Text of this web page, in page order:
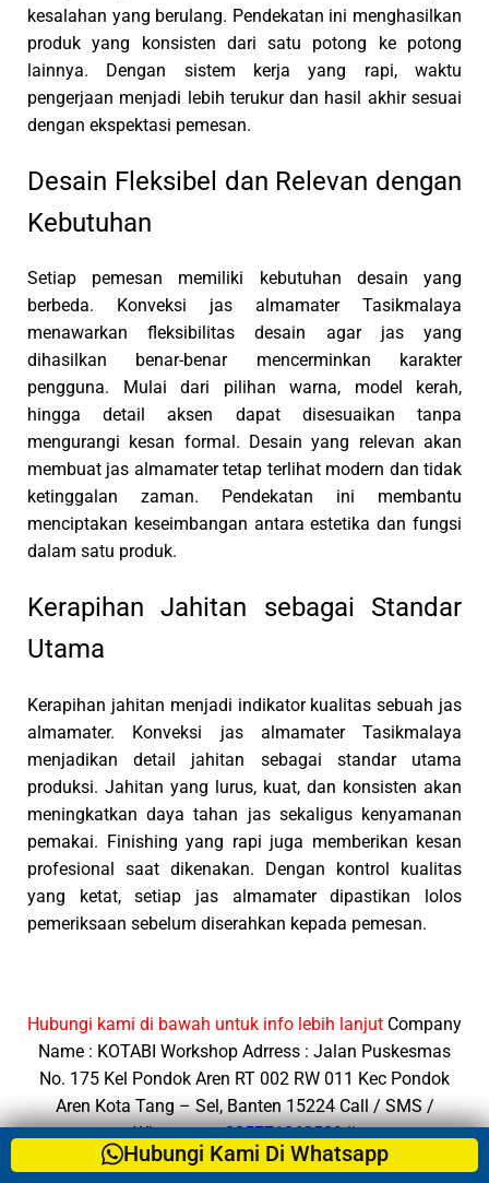
Hubungi Kami Di Whatsapp
kesalahan yang berulang. Pendekatan ini menghasilkan
produk yang konsisten dari satu potong ke potong
lainnya. Dengan sistem kerja yang rapi, waktu
pengerjaan menjadi lebih terukur dan hasil akhir sesuai
dengan ekspektasi pemesan.
Desain Fleksibel dan Relevan dengan
Kebutuhan
Setiap pemesan memiliki kebutuhan desain yang
berbeda. Konveksi jas almamater Tasikmalaya
menawarkan fleksibilitas desain agar jas yang
dihasilkan benar-benar mencerminkan karakter
pengguna. Mulai dari pilihan warna, model kerah,
hingga detail aksen dapat disesuaikan tanpa
mengurangi kesan formal. Desain yang relevan akan
membuat jas almamater tetap terlihat modern dan tidak
ketinggalan zaman. Pendekatan ini membantu
menciptakan keseimbangan antara estetika dan fungsi
dalam satu produk.
Kerapihan Jahitan sebagai Standar
Utama
Kerapihan jahitan menjadi indikator kualitas sebuah jas
almamater. Konveksi jas almamater Tasikmalaya
menjadikan detail jahitan sebagai standar utama
produksi. Jahitan yang lurus, kuat, dan konsisten akan
meningkatkan daya tahan jas sekaligus kenyamanan
pemakai. Finishing yang rapi juga memberikan kesan
profesional saat dikenakan. Dengan kontrol kualitas
yang ketat, setiap jas almamater dipastikan lolos
pemeriksaan sebelum diserahkan kepada pemesan.
Hubungi kami di bawah untuk info lebih lanjut Company
Name : KOTABI Workshop Adrress : Jalan Puskesmas
No. 175 Kel Pondok Aren RT 002 RW 011 Kec Pondok
Aren Kota Tang – Sel, Banten 15224 Call / SMS /
Whatsapp :085771062589||
https://wa.me/6285771062589 Office Time : Senin –
Hubungi Kami Di Whatsapp
Hubungi Kami Di Whatsapp
Hubungi Kami Di Whatsapp
Hubungi Kami Di Whatsapp